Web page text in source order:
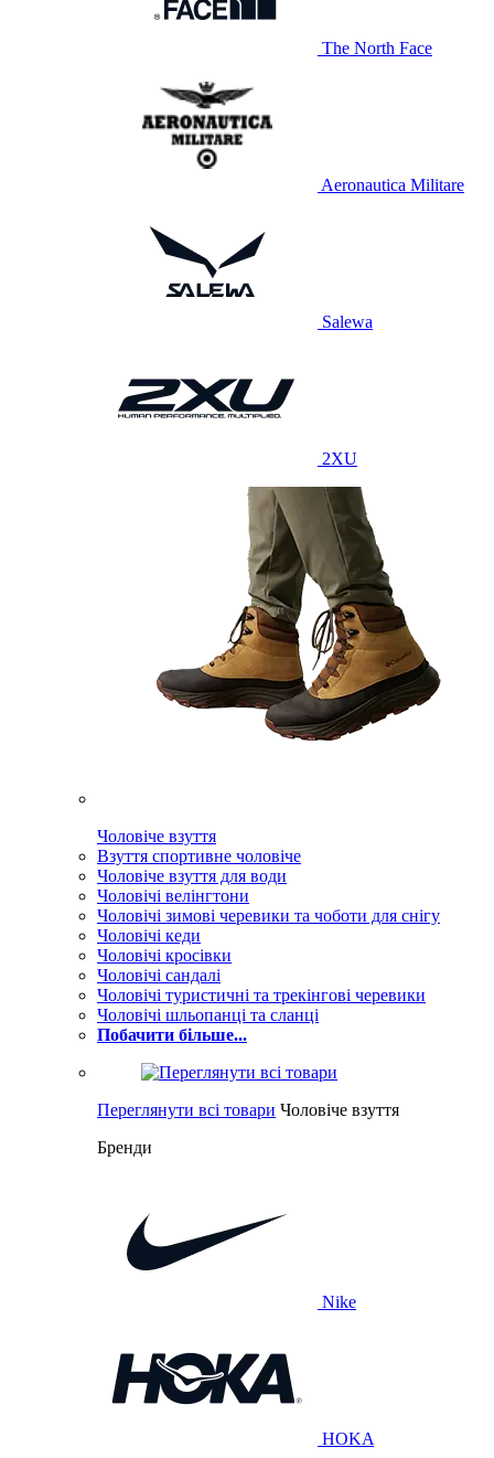
The North Face
Aeronautica Militare
Salewa
2XU
Чоловіче взуття
Взуття спортивне чоловіче
Чоловіче взуття для води
Чоловічі велінгтони
Чоловічі зимові черевики та чоботи для снігу
Чоловічі кеди
Чоловічі кросівки
Чоловічі сандалі
Чоловічі туристичні та трекінгові черевики
Чоловічі шльопанці та сланці
Побачити більше...
Переглянути всі товари Чоловіче взуття
Бренди
Nike
HOKA